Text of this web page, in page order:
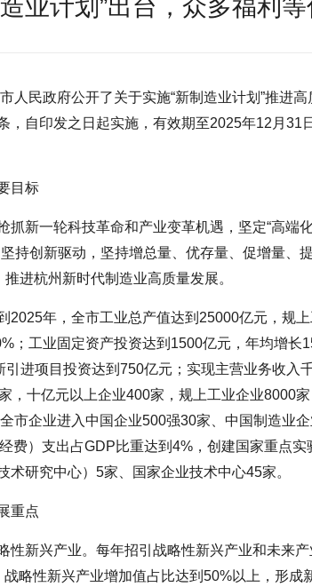
业计划”出台，众多福利
人民政府公开了关于实施“新制造业计划”推进
，自印发之日起实施，有效期至2025年12月31
目标
抓新一轮科技革命和产业变革机遇，坚定“高端
持创新驱动，坚持增总量、优存量、促增量、
推进杭州新时代制造业高质量发展。
2025年，全市工业总产值达到25000亿元，规
；工业固定资产投资达到1500亿元，年均增长
引进项目投资达到750亿元；实现主营业务收入
，十亿元以上企业400家，规上工业企业8000
市企业进入中国企业500强30家、中国制造业企
费）支出占GDP比重达到4%，创建国家重点实
术研究中心）5家、国家企业技术中心45家。
重点
性新兴产业。每年招引战略性新兴产业和未来
战略性新兴产业增加值占比达到50%以上，形成